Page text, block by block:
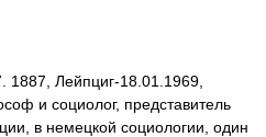
Лейпциг-18.01.1969,
и социолог, представитель
в немецкой социологии, один